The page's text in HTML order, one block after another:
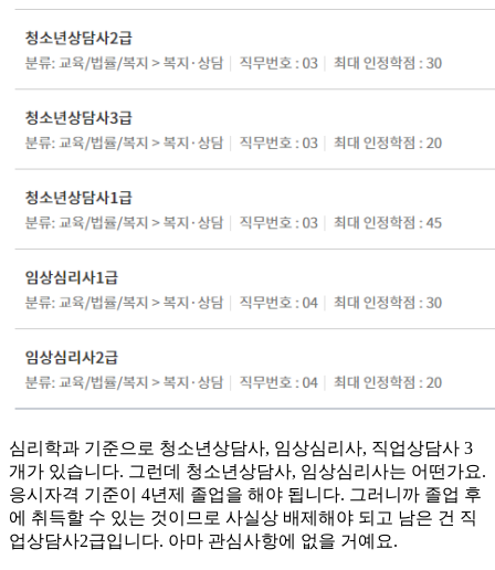
심리학과 기준으로 청소년상담사, 임상심리사, 직업상담사 3
개가 있습니다. 그런데 청소년상담사, 임상심리사는 어떤가요.
응시자격 기준이 4년제 졸업을 해야 됩니다. 그러니까 졸업 후
에 취득할 수 있는 것이므로 사실상 배제해야 되고 남은 건 직
업상담사2급입니다. 아마 관심사항에 없을 거예요.